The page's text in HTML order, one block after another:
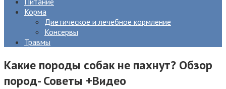
Корма
Диетическое и лечебное кормление
Консервы
Травмы
Какие породы собак не пахнут? Обзор
пород- Советы +Видео